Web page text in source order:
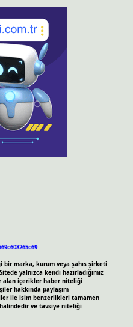
bir marka, kurum veya şahıs şirketi
yalnızca kendi hazırladığımız
alan içerikler haber niteliği
hakkında paylaşım
ile isim benzerlikleri tamamen
ve tavsiye niteliği